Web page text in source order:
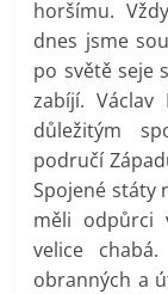
horšímu.
dnes jsme
po světě seje
zabíjí.
důležitým
područí
Spojené státy
měli odpůrci
velice
obranných a